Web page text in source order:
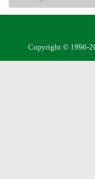
Copyright © 1996-